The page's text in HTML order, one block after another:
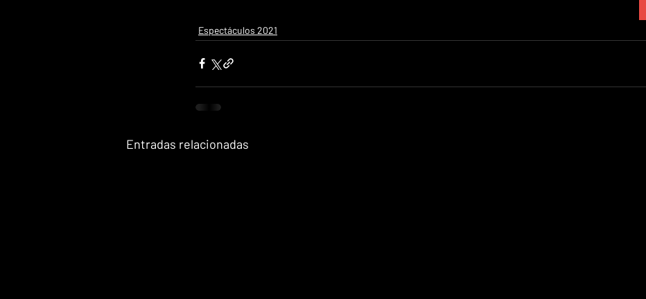
Espectáculos 2021
Entradas relacionadas